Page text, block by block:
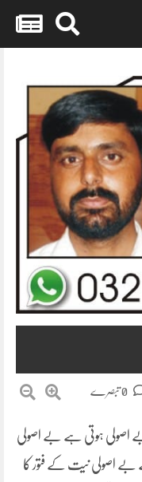
بے اصولی ہوتی ہے بے اصولی
بے اصولی نیت کے فتور کا